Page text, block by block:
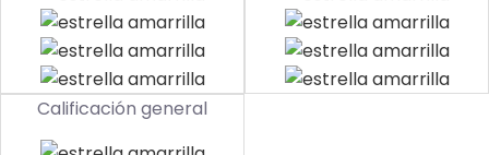
Calificación general